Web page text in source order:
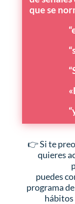
que se
👉 Si te
quieres
puedes
programa
hábitos